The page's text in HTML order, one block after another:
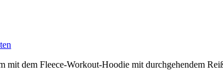
mit dem Fleece-Workout-Hoodie mit durchgehendem